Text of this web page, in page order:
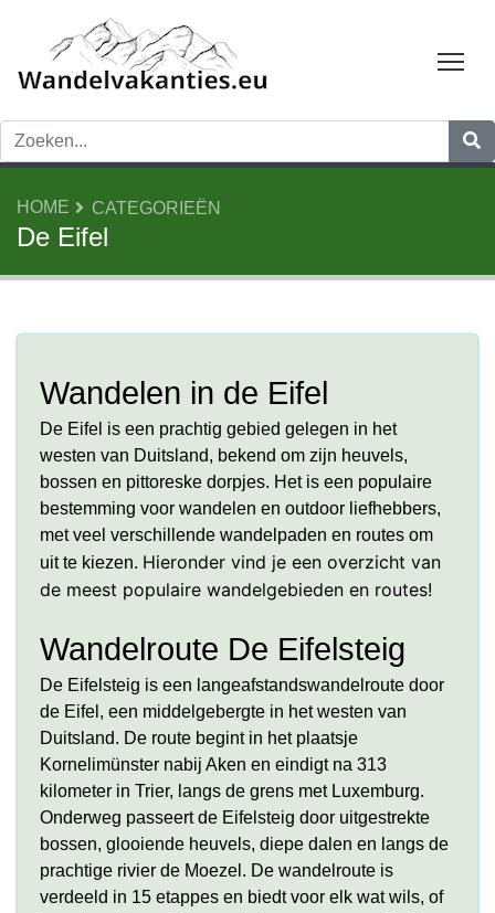
HOME CATEGORIEËN
De Eifel
Wandelen in de Eifel
De Eifel is een prachtig gebied gelegen in het
westen van Duitsland, bekend om zijn heuvels,
bossen en pittoreske dorpjes. Het is een populaire
bestemming voor wandelen en outdoor liefhebbers,
met veel verschillende wandelpaden en routes om
uit te kiezen. Hieronder vind je een overzicht van
de meest populaire wandelgebieden en routes!
Wandelroute De Eifelsteig
De Eifelsteig is een langeafstandswandelroute door
de Eifel, een middelgebergte in het westen van
Duitsland. De route begint in het plaatsje
Kornelimünster nabij Aken en eindigt na 313
kilometer in Trier, langs de grens met Luxemburg.
Onderweg passeert de Eifelsteig door uitgestrekte
bossen, glooiende heuvels, diepe dalen en langs de
prachtige rivier de Moezel. De wandelroute is
verdeeld in 15 etappes en biedt voor elk wat wils, of